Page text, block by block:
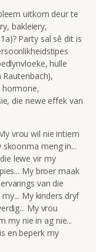
uitkom deur te
bakleiery,
Party sal sê dit is
hulle
Rautenbach),
hormone,
die newe effek van
vrou wil nie intiem
skoonma meng in...
lewe vir my
My broer maak
van die
My kinders dryf
My vrou
my nie in ag nie...
en beperk my